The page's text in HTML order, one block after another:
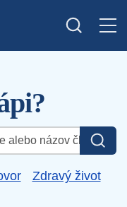
Zdravý život